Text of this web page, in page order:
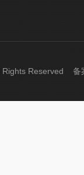
Rights Reserved 备